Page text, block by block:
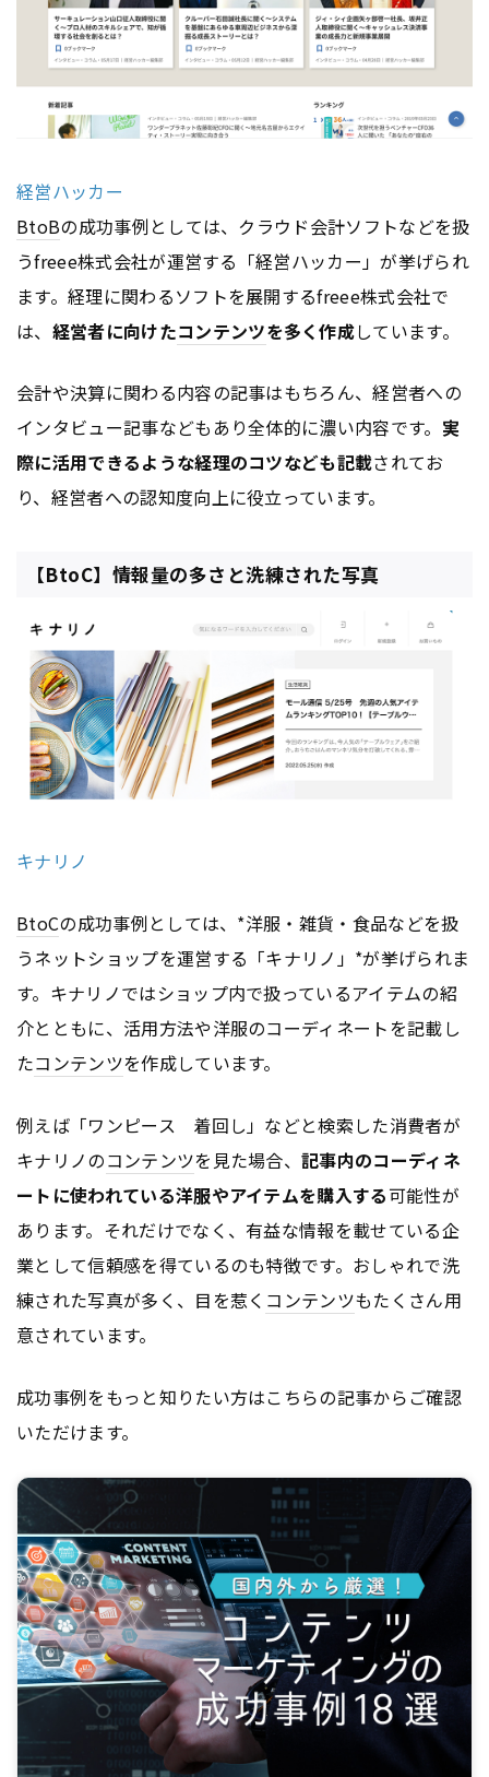
経営ハッカー
BtoBの成功事例としては、クラウド会計ソフトなどを扱
うfreee株式会社が運営する「経営ハッカー」が挙げられ
ます。経理に関わるソフトを展開するfreee株式会社で
は、 経営者に向けたコンテンツを多く作成しています。
会計や決算に関わる内容の記事はもちろん、経営者への
インタビュー記事などもあり全体的に濃い内容です。 実
際に活用できるような経理のコツなども記載されてお
り、経営者への認知度向上に役立っています。
【BtoC】情報量の多さと洗練された写真
キナリノ
BtoCの成功事例としては、*洋服・雑貨・食品などを扱
うネットショップを運営する「キナリノ」*が挙げられま
す。キナリノではショップ内で扱っているアイテムの紹
介とともに、活用方法や洋服のコーディネートを記載し
たコンテンツを作成しています。
例えば「ワンピース 着回し」などと検索した消費者が
キナリノのコンテンツを見た場合、記事内のコーディネ
ートに使われている洋服やアイテムを購入する可能性が
あります。それだけでなく、有益な情報を載せている企
業として信頼感を得ているのも特徴です。おしゃれで洗
練された写真が多く、目を惹く コンテンツもたくさん用
意されています。
成功事例をもっと知りたい方はこちらの記事からご確認
いただけます。